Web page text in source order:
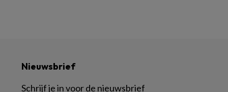
Nieuwsbrief
Schrijf je in voor de nieuwsbrief